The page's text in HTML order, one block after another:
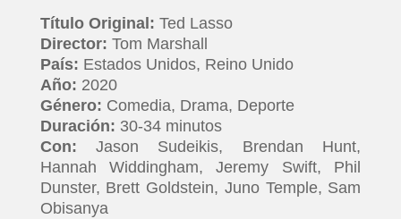
Título Original: Ted Lasso
Director: Tom Marshall
País: Estados Unidos, Reino Unido
Año: 2020
Género: Comedia, Drama, Deporte
Duración: 30-34 minutos
Con: Jason Sudeikis, Brendan Hunt,
Hannah Widdingham, Jeremy Swift, Phil
Dunster, Brett Goldstein, Juno Temple, Sam
Obisanya